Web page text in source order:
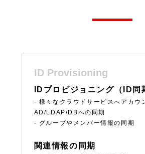
ID Provisioning
IDプロビジョニング（ID同
- 様々なクラウドサービスへアカウ
AD/LDAP/DBへの同期
- グループやメンバー情報の同期
関連情報の同期